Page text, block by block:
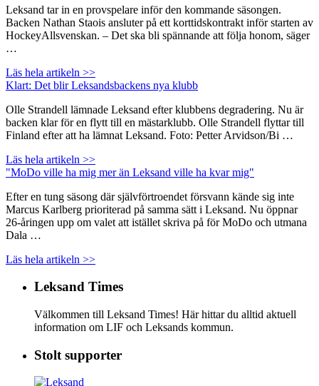
Leksand tar in en provspelare inför den kommande säsongen.
Backen Nathan Staois ansluter på ett korttidskontrakt inför starten av
HockeyAllsvenskan. – Det ska bli spännande att följa honom, säger
…
Läs hela artikeln >>
Klart: Det blir Leksandsbackens nya klubb
Olle Strandell lämnade Leksand efter klubbens degradering. Nu är
backen klar för en flytt till en mästarklubb. Olle Strandell flyttar till
Finland efter att ha lämnat Leksand. Foto: Petter Arvidson/Bi …
Läs hela artikeln >>
"MoDo ville ha mig mer än Leksand ville ha kvar mig"
Efter en tung säsong där självförtroendet försvann kände sig inte
Marcus Karlberg prioriterad på samma sätt i Leksand. Nu öppnar
26-åringen upp om valet att istället skriva på för MoDo och utmana
Dala …
Läs hela artikeln >>
Leksand Times
Välkommen till Leksand Times! Här hittar du alltid aktuell
information om LIF och Leksands kommun.
Stolt supporter